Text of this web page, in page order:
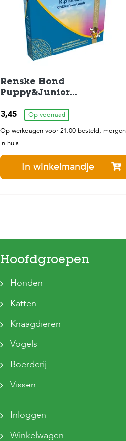
Renske Hond
Puppy&Junior
Kip&Lam 395gr
3,45
Op voorraad
Op werkdagen voor 21:00 besteld, morgen
in huis
In winkelmandje
Hoofdgroepen
Honden
Katten
Knaagdieren
Vogels
Boerderij
Vissen
Inloggen
Winkelwagen